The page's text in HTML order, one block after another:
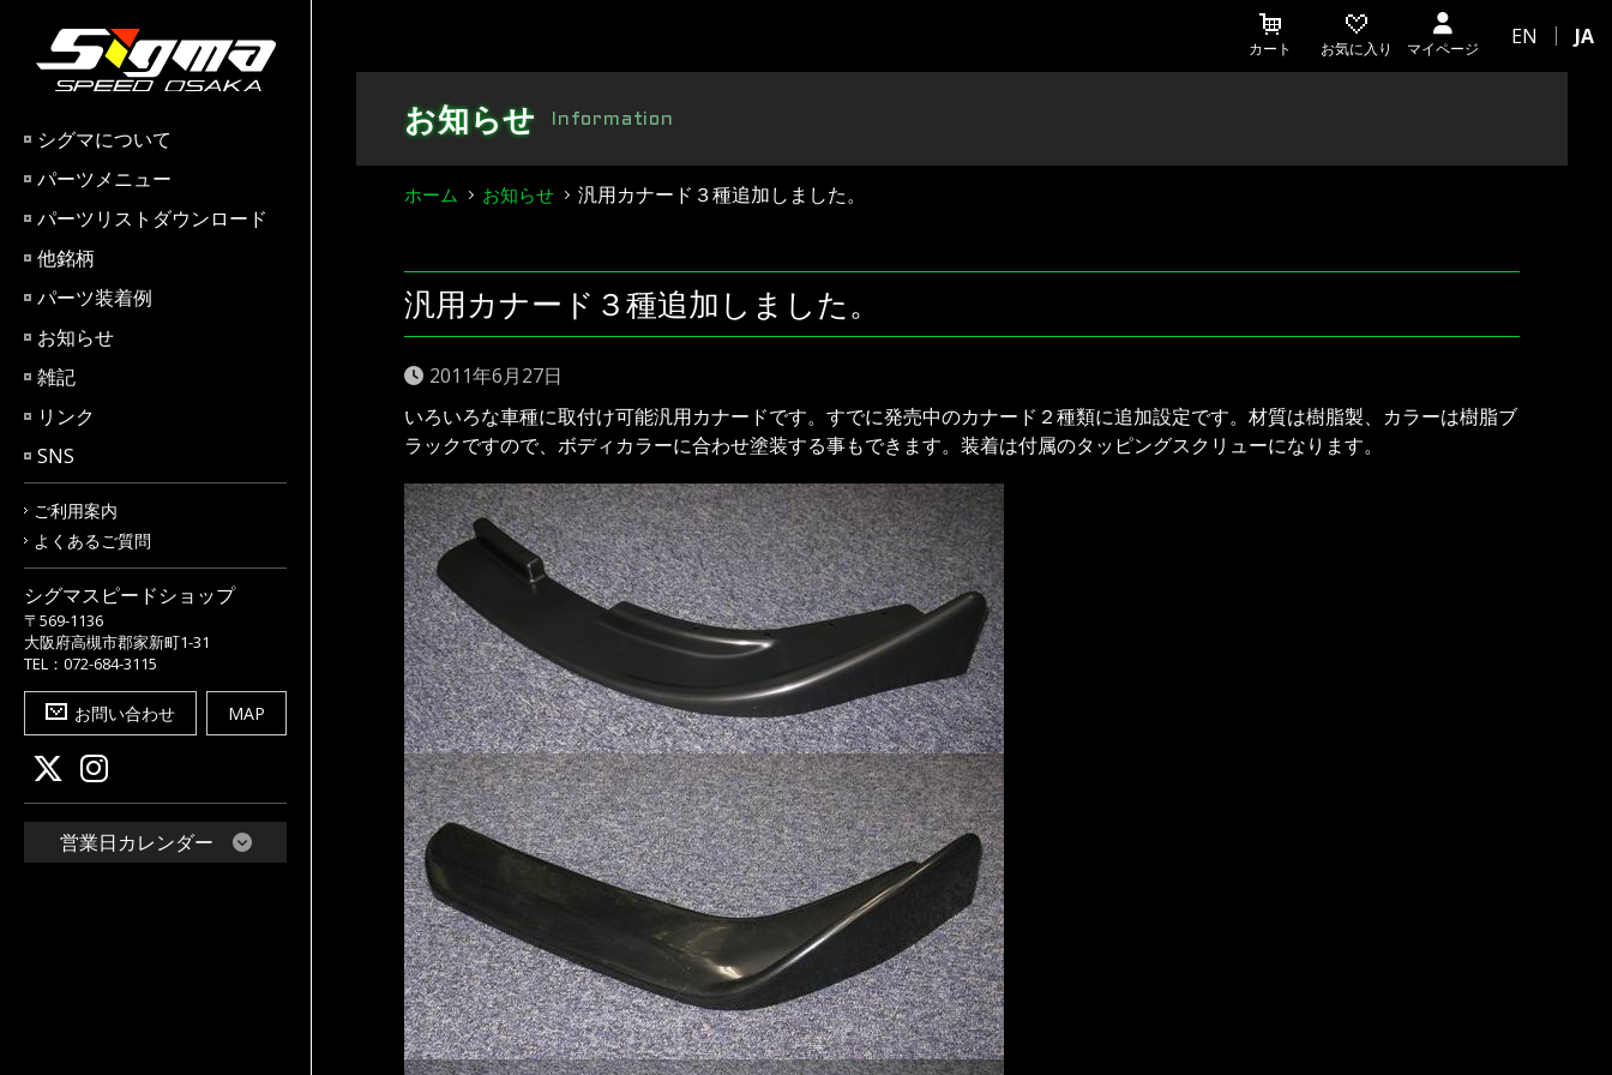
content
シグマについて
パーツメニュー
パーツリストダウンロード
他銘柄
パーツ装着例
お知らせ
雑記
リンク
SNS
ご利用案内
よくあるご質問
シグマスピードショップ
〒569-1136
大阪府高槻市郡家新町1-31
TEL：072-684-3115
お問い合わせ MAP
営業日カレンダー
カート お気に入り マイページ EN JA
お知らせ Information
ホーム お知らせ 汎用カナード３種追加しました。
汎用カナード３種追加しました。
2011年6月27日
いろいろな車種に取付け可能汎用カナードです。すでに発売中のカナード２種類に追加設定です。材質は樹脂製、カラーは樹脂ブ
ラックですので、ボディカラーに合わせ塗装する事もできます。装着は付属のタッピングスクリューになります。